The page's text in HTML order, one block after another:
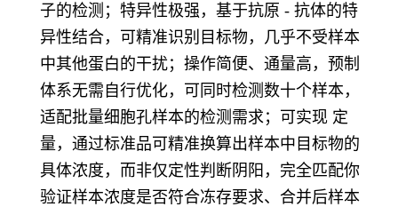
子的检测；特异性极强，基于抗原 - 抗体的特
异性结合，可精准识别目标物，几乎不受样本
中其他蛋白的干扰；操作简便、通量高，预制
体系无需自行优化，可同时检测数十个样本，
适配批量细胞孔样本的检测需求；可实现 定
量，通过标准品可精准换算出样本中目标物的
具体浓度，而非仅定性判断阴阳，完全匹配你
验证样本浓度是否符合冻存要求、合并后样本